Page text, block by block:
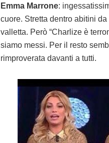
Emma Marrone:
cuore. Stretta dentro abitini
valletta. Però “Charlize è
siamo messi. Per il resto
rimproverata davanti a tutti.